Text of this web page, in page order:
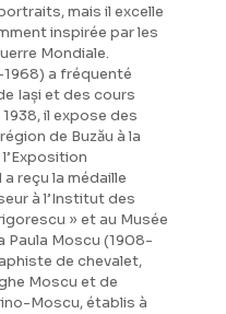
mais il excelle
inspirée par les
Mondiale.
a fréquenté
Iași et des cours
il expose des
de Buzău à la
reçu la médaille
à l’Institut des
» et au Musée
Paula Moscu (1908-
de chevalet,
Moscu et de
Moscu, établis à